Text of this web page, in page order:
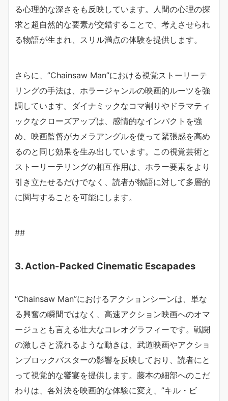
る心理的な深さをも反映しています。人間の心理の探
求と超自然的な要素が交錯することで、考えさせられ
る物語が生まれ、スリル満点の体験を提供します。
さらに、”Chainsaw Man”における視覚ストーリーテ
リングの手法は、ホラージャンルの映画的ルーツを強
調しています。ダイナミックなコマ割りやドラマティ
ックなクローズアップは、感情的なインパクトを強
め、映画監督がカメラアングルを使って緊張感を高め
るのと同じ効果を生み出しています。この視覚芸術と
ストーリーテリングの相互作用は、ホラー要素をより
引き立たせるだけでなく、読者が物語に対して多層的
に関与することを可能にします。
##
3. Action-Packed Cinematic Escapades
“Chainsaw Man”におけるアクションシーンは、単な
る興奮の瞬間ではなく、高速アクション映画へのオマ
ージュとも言える壮大なコレオグラフィーです。戦闘
の激しさと流れるような動きは、武道映画やアクショ
ンブロックバスターの影響を反映しており、読者にと
って視覚的な饗宴を提供します。藤本の細部へのこだ
わりは、各対決を映画的な体験に変え、”キル・ビ